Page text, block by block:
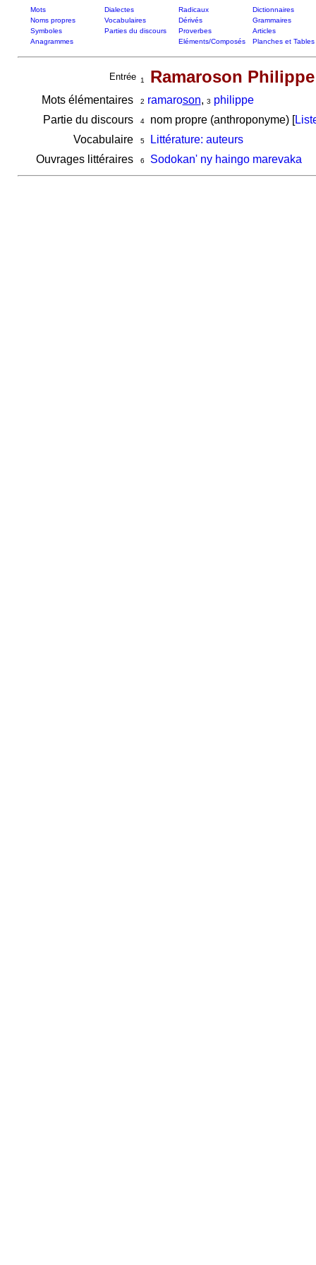
Mots Dialectes Radicaux
Dictionnaires
Noms propres
Vocabulaires Dérivés
Grammaires
Symboles
Parties du discours Proverbes
Articles
Anagrammes
Eléments/Composés Planches et Tables
Entrée 1 Ramaroson Philippe
Mots élémentaires 2 ramaroson, 3 philippe
Partie du discours
4nom propre (anthroponyme) [
Vocabulaire
5
Littérature: auteurs
Ouvrages littéraires
6 Sodokan' ny haingo marevaka